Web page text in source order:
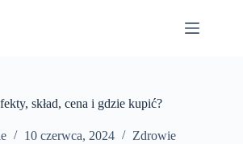
skład, cena i gdzie kupić?
10 czerwca, 2024 Zdrowie